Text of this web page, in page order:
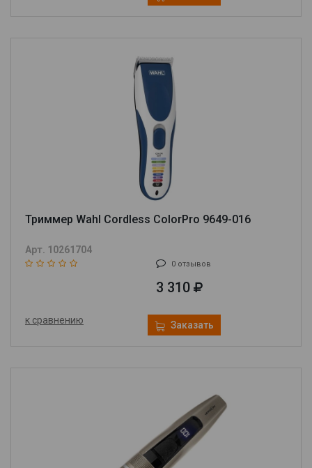
Триммер Wahl Cordless ColorPro 9649-016
Арт. 10261704
0 отзывов
3 310
к сравнению Заказать